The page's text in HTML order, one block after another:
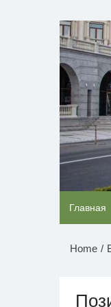
содержимому
Главная
Home